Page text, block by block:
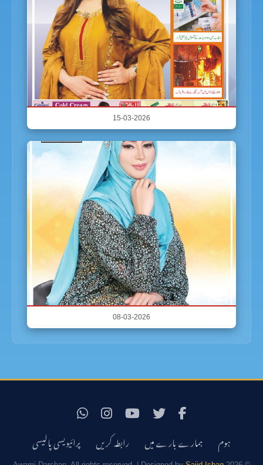
15-03-2026
08-03-2026
ہوم ہمارے بارے میں رابطہ کریں پرائیویسی پالیسی